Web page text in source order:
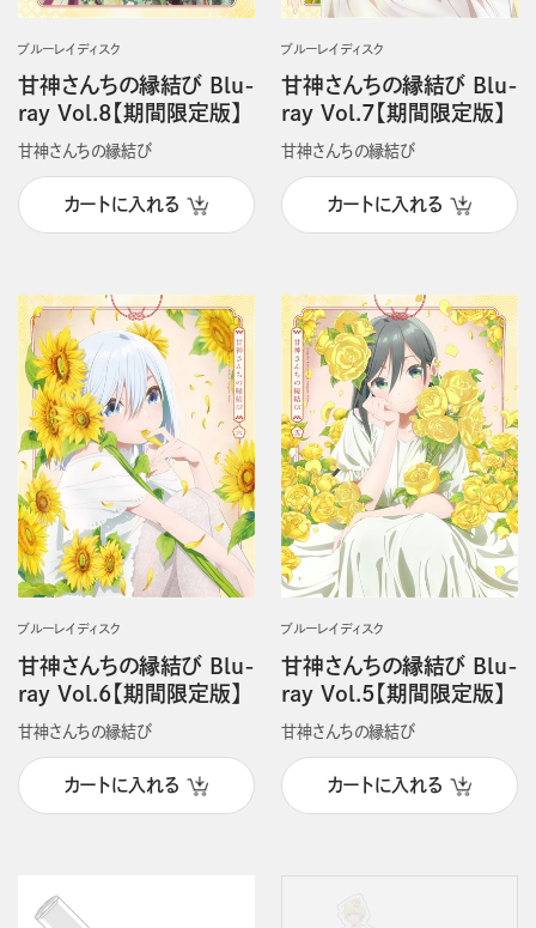
ブルーレイディスク
甘神さんちの縁結び Blu-
ray Vol.8【期間限定版】
甘神さんちの縁結び
カートに入れる
ブルーレイディスク
甘神さんちの縁結び Blu-
ray Vol.7【期間限定版】
甘神さんちの縁結び
カートに入れる
ブルーレイディスク
甘神さんちの縁結び Blu-
ray Vol.6【期間限定版】
甘神さんちの縁結び
カートに入れる
ブルーレイディスク
甘神さんちの縁結び Blu-
ray Vol.5【期間限定版】
甘神さんちの縁結び
カートに入れる